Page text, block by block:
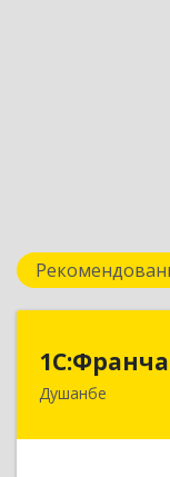
Душанбе
Республика